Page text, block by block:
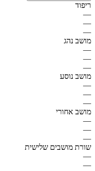
ריפוד
—
—
—
מושב נהג
—
—
—
מושב נוסע
—
—
—
מושב אחורי
—
—
—
שורת מושבים שלישית
—
—